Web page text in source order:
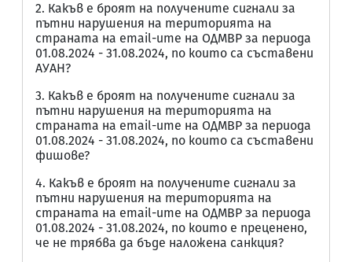
2. Какъв е броят на получените сигнали за
пътни нарушения на територията на
страната на email-ите на ОДМВР за периода
01.08.2024 - 31.08.2024, по които са съставени
АУАН?
3. Какъв е броят на получените сигнали за
пътни нарушения на територията на
страната на email-ите на ОДМВР за периода
01.08.2024 - 31.08.2024, по които са съставени
фишове?
4. Какъв е броят на получените сигнали за
пътни нарушения на територията на
страната на email-ите на ОДМВР за периода
01.08.2024 - 31.08.2024, по които е преценено,
че не трябва да бъде наложена санкция?